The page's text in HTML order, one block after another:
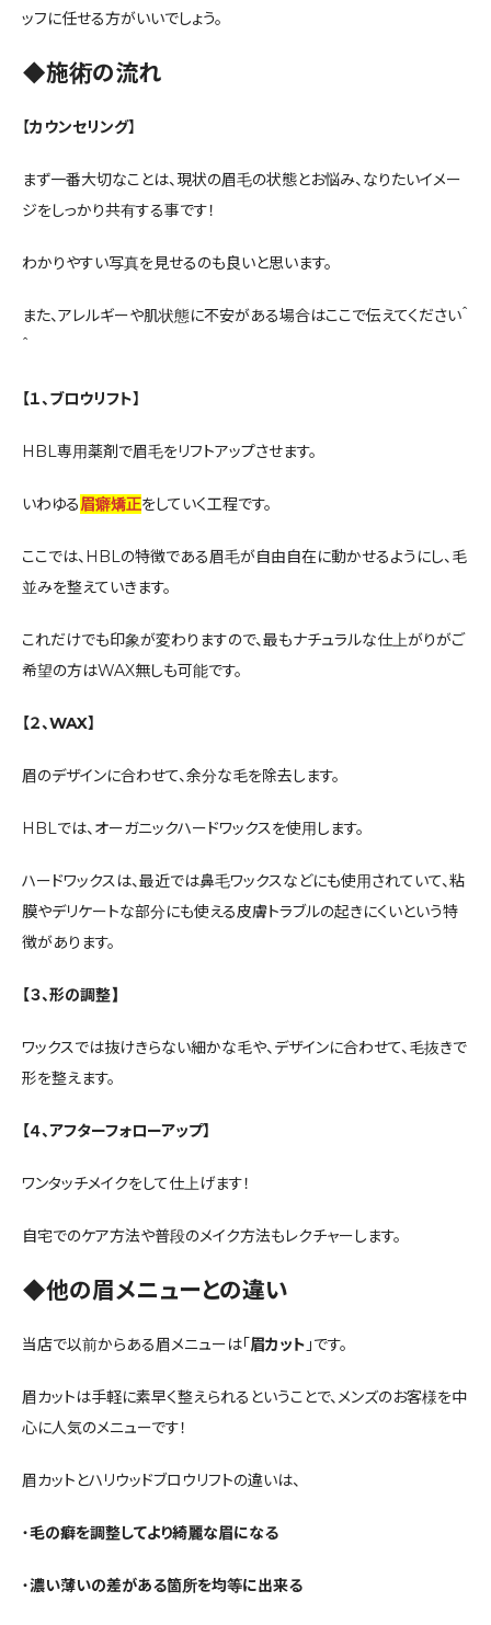
ッフに任せる方がいいでしょう。
◆施術の流れ
【カウンセリング】
まず一番大切なことは、現状の眉毛の状態とお悩み、なりたいイメー
ジをしっかり共有する事です！
わかりやすい写真を見せるのも良いと思います。
また、アレルギーや肌状態に不安がある場合はここで伝えてください＾
＾
【１、ブロウリフト】
HBL専用薬剤で眉毛をリフトアップさせます。
いわゆる眉癖矯正をしていく工程です。
ここでは、HBLの特徴である眉毛が自由自在に動かせるようにし、毛
並みを整えていきます。
これだけでも印象が変わりますので、最もナチュラルな仕上がりがご
希望の方はWAX無しも可能です。
【２、WAX】
眉のデザインに合わせて、余分な毛を除去します。
HBLでは、オーガニックハードワックスを使用します。
ハードワックスは、最近では鼻毛ワックスなどにも使用されていて、粘
膜やデリケートな部分にも使える皮膚トラブルの起きにくいという特
徴があります。
【３、形の調整】
ワックスでは抜けきらない細かな毛や、デザインに合わせて、毛抜きで
形を整えます。
【４、アフターフォローアップ】
ワンタッチメイクをして仕上げます！
自宅でのケア方法や普段のメイク方法もレクチャーします。
◆他の眉メニューとの違い
当店で以前からある眉メニューは「眉カット 」です。
眉カットは手軽に素早く整えられるということで、メンズのお客様を中
心に人気のメニューです！
眉カットとハリウッドブロウリフトの違いは、
・毛の癖を調整してより綺麗な眉になる
・濃い薄いの差がある箇所を均等に出来る